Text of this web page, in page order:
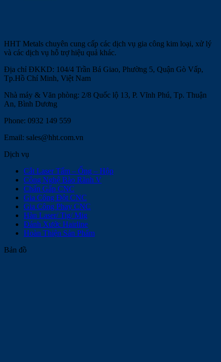
HHT Metals chuyên cung cấp các dịch vụ gia công kim loại, xử lý
và các dịch vụ hỗ trợ hiệu quả khác.
Địa chỉ ĐKKD: 104/4 Trần Bá Giao, Phường 5, Quận Gò Vấp,
Tp.Hồ Chí Minh, Việt Nam
Nhà máy & Văn phòng: 2/8 Quốc lộ 13, P. Vĩnh Phú, Tp. Thuận
An, Bình Dương
Phone: 0932 149 559
Email: sales@hht.com.vn
Dịch vụ
Cắt Laser Tấm – Ống – Hộp
Công Nghệ Bào Rãnh V
Chấn Gấp CNC
Gia Công Đột CNC
Gia Công Phay CNC
Hàn Laser/ Tig/ Mig
Đánh Xước Hairline
Hoàn Thiện Sản Phẩm
Bản đồ